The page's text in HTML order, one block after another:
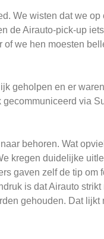
We wisten dat we
de Airauto-pick-up
we hen moesten
geholpen en er
via
behoren. Wat
kregen duidelijke
gaven zelf de tip om
is dat Airauto
gehouden. Dat